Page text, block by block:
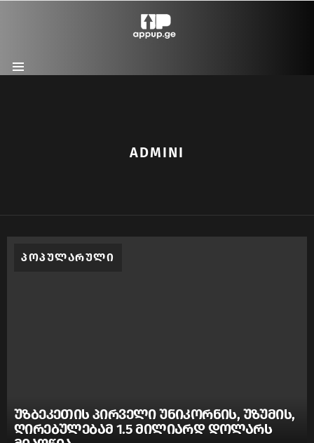
Menu
ADMINI
ᲞᲝᲞᲣᲚᲐᲠᲣᲚᲘ
უზბეკეთის პირველი უნიკორნის, უზუმის,
ღირებულებამ 1.5 მილიარდ დოლარს